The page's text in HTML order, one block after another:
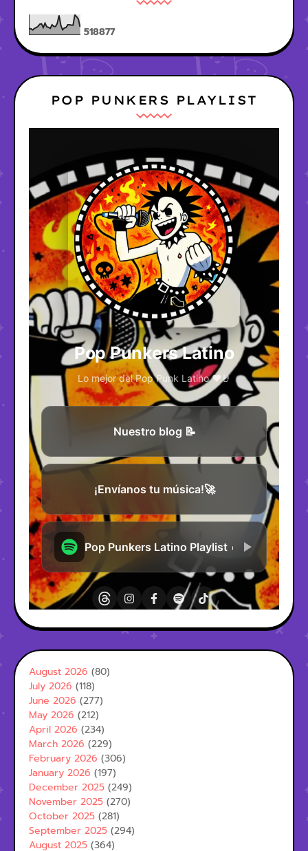
518877
POP PUNKERS PLAYLIST
August 2026 (80)
July 2026 (118)
June 2026 (277)
May 2026 (212)
April 2026 (234)
March 2026 (229)
February 2026 (306)
January 2026 (197)
December 2025 (249)
November 2025 (270)
October 2025 (281)
September 2025 (294)
August 2025 (364)